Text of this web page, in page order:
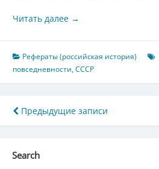
Читать далее →
Рефераты (российская история)
повседневности,СССР
Навигация
по
записям
Предыдущие записи
Search